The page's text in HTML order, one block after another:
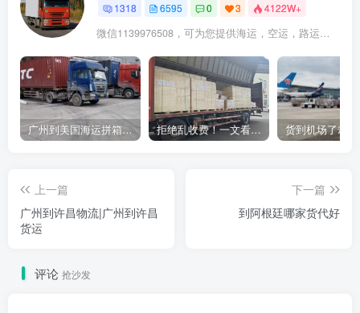
1318 6595 0 3 4122W+
微信1139976508，可为您提供海运，空运，路运，铁路运输
广州到美国海运拼箱多少钱？2024年最新运费构成+隐藏费用避坑指南 拒绝乱收费！一文看懂中国货代计费套路，教你避开所有隐形坑
上一篇
广州到许昌物流|广州到许昌
货运
下一篇
到阿根廷哪家货代好
评论 抢沙发